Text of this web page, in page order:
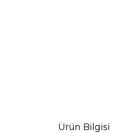
Ürün Bilgisi